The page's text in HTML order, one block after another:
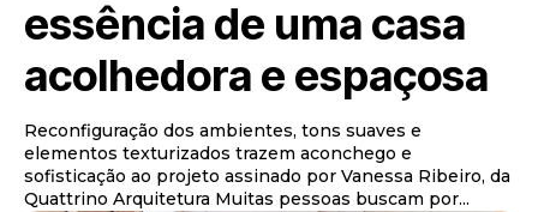
essência de uma casa
acolhedora e espaçosa
Reconfiguração dos ambientes, tons suaves e
elementos texturizados trazem aconchego e
sofisticação ao projeto assinado por Vanessa Ribeiro, da
Quattrino Arquitetura Muitas pessoas buscam por...